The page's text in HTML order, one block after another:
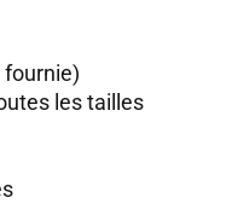
fournie)
les tailles